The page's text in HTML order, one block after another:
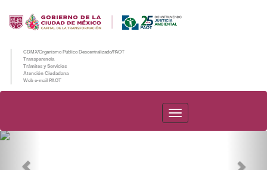
CDMX/Organismo Público Descentralizado/PAOT
Transparencia
Trámites y Servicios
Atención Ciudadana
Web e-mail PAOT
PAOT